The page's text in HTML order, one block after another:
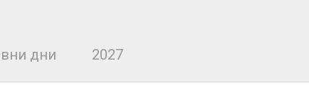
дни 2027